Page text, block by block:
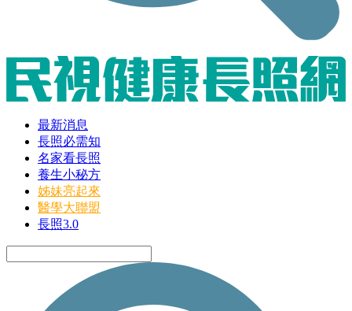
最新消息
長照必需知
名家看長照
養生小秘方
姊妹亮起來
醫學大聯盟
長照3.0